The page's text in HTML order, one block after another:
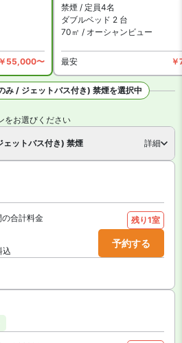
￥55,000〜
禁煙 / 定員4名
ダブルベッド 2 台
70㎡ / オーシャンビュー
最安
み / ジェットバス付き) 禁煙を選択中
をお選びください
ットバス付き) 禁煙 詳細
合計料金
込
残り1室
予約する